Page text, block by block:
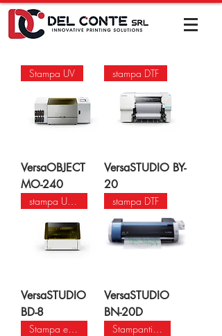
Stampa UV
VersaOBJECT
MO-240
stampa DTF
VersaSTUDIO BY-
20
stampa UV formato A5
VersaSTUDIO
BD-8
stampa DTF
VersaSTUDIO
BN-20D
Stampa ecosol/stampa e taglio Stampanti DTF di 3a genera